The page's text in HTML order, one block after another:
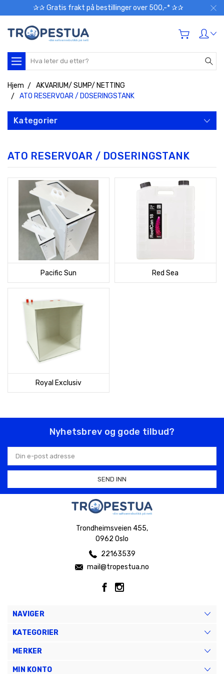
✰✰ Gratis frakt på bestillinger over 500,-* ✰✰
Søk
Hjem
AKVARIUM/ SUMP/ NETTING
ATO RESERVOAR / DOSERINGSTANK
Kategorier
ATO RESERVOAR / DOSERINGSTANK
Pacific Sun Red Sea
Royal Exclusiv
Nyhetsbrev og gode tilbud?
E-
postadresse
Trondheimsveien 455,
0962 Oslo
22163539
mail@tropestua.no
NAVIGER
KATEGORIER
MERKER
MIN KONTO